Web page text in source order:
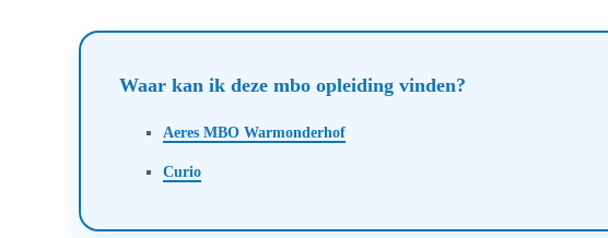
Waar kan ik deze mbo opleiding vinden?
Aeres MBO Warmonderhof
Curio